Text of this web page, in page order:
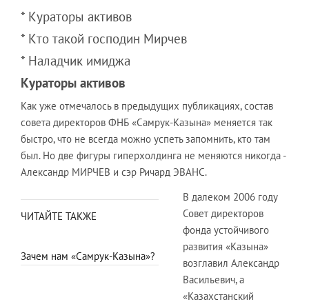
* Кураторы активов
* Кто такой господин Мирчев
* Наладчик имиджа
Кураторы активов
Как уже отмечалось в предыдущих публикациях, состав
совета директоров ФНБ «Самрук-Казына» меняется так
быстро, что не всегда можно успеть запомнить, кто там
был. Но две фигуры гиперхолдинга не меняются никогда -
Александр МИРЧЕВ и сэр Ричард ЭВАНС.
ЧИТАЙТЕ ТАКЖЕ
Зачем нам «Самрук-Казына»?
В далеком 2006 году
Совет директоров
фонда устойчивого
развития «Казына»
возглавил Александр
Васильевич, а
«Казахстанский